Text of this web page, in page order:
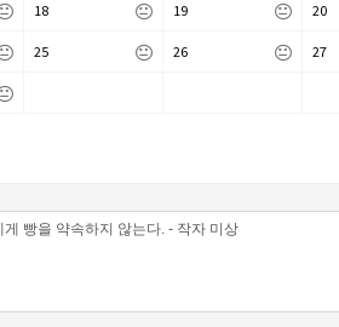
18 19 20
25 26 27